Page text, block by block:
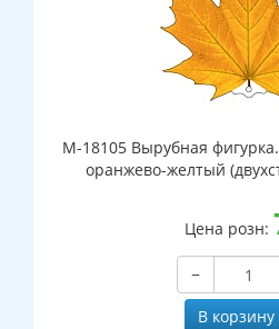
М-18105 Вырубная
оранжево-желтый
Цена розн:
−
В корзину